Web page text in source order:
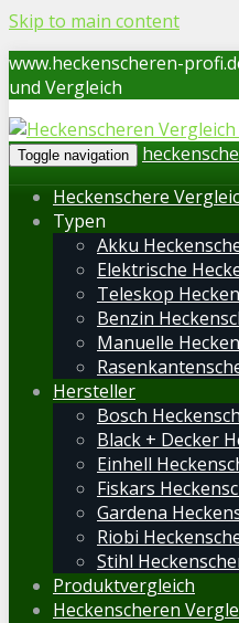
Skip to main content
www.heckenscheren-
und Vergleich
Toggle navigation
Heckenschere
Typen
Akku
Elektrische
Teleskop
Benzin
Manuelle
Hersteller
Bosch
Black + Decker
Einhell
Fiskars
Gardena
Riobi
Stihl
Produktvergleich
Heckenscheren